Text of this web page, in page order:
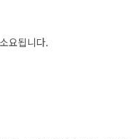
요됩니다.